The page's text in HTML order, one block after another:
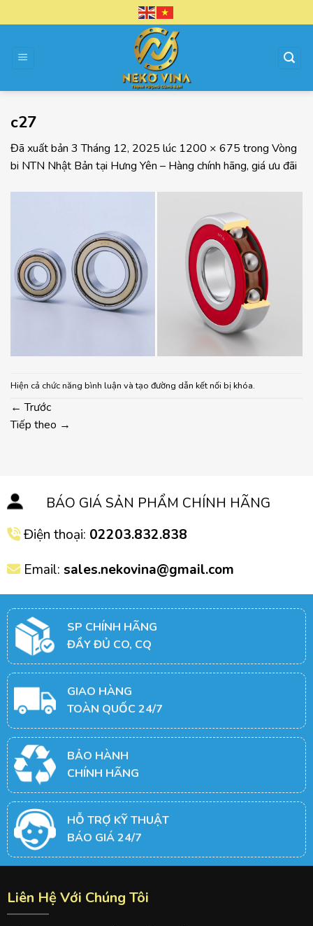
đến
dung
c27
Đã xuất bản 3 Tháng 12, 2025 lúc 1200 × 675 trong Vòng
bi NTN Nhật Bản tại Hưng Yên – Hàng chính hãng, giá ưu đãi
Hiện cả chức năng bình luận và tạo đường dẫn kết nối bị khóa.
← Trước
Tiếp theo →
BÁO GIÁ SẢN PHẨM CHÍNH HÃNG
Điện thoại: 02203.832.838
Email: sales.nekovina@gmail.com
SP CHÍNH HÃNG
ĐẦY ĐỦ CO, CQ
GIAO HÀNG
TOÀN QUỐC 24/7
BẢO HÀNH
CHÍNH HÃNG
HỖ TRỢ KỸ THUẬT
BÁO GIÁ 24/7
Liên Hệ Với Chúng Tôi